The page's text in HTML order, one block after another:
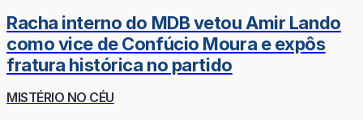
Racha interno do MDB vetou Amir Lando
como vice de Confúcio Moura e expôs
fratura histórica no partido
MISTÉRIO NO CÉU